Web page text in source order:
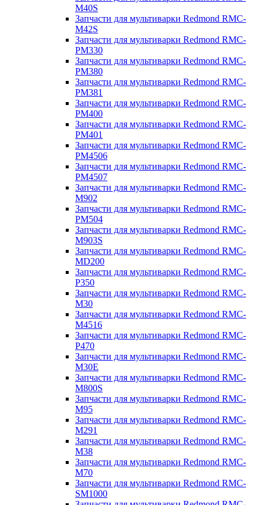
M40S
Запчасти для мультиварки Redmond RMC-
M42S
Запчасти для мультиварки Redmond RMC-
PM330
Запчасти для мультиварки Redmond RMC-
PM380
Запчасти для мультиварки Redmond RMC-
PM381
Запчасти для мультиварки Redmond RMC-
PM400
Запчасти для мультиварки Redmond RMC-
PM401
Запчасти для мультиварки Redmond RMC-
PM4506
Запчасти для мультиварки Redmond RMC-
PM4507
Запчасти для мультиварки Redmond RMC-
M902
Запчасти для мультиварки Redmond RMC-
PM504
Запчасти для мультиварки Redmond RMC-
M903S
Запчасти для мультиварки Redmond RMC-
MD200
Запчасти для мультиварки Redmond RMC-
P350
Запчасти для мультиварки Redmond RMC-
M30
Запчасти для мультиварки Redmond RMC-
M4516
Запчасти для мультиварки Redmond RMC-
P470
Запчасти для мультиварки Redmond RMC-
M30E
Запчасти для мультиварки Redmond RMC-
M800S
Запчасти для мультиварки Redmond RMC-
M95
Запчасти для мультиварки Redmond RMC-
M291
Запчасти для мультиварки Redmond RMC-
M38
Запчасти для мультиварки Redmond RMC-
M70
Запчасти для мультиварки Redmond RMC-
SM1000